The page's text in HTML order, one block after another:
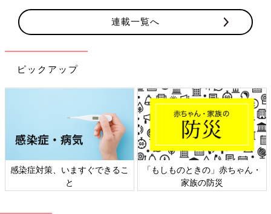
連載一覧へ
ピックアップ
感染症対策、いますぐできるこ
と
「もしものときの」赤ちゃん・
家族の防災